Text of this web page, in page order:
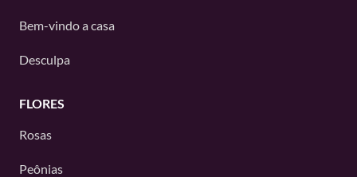
Bem-vindo a casa
Desculpa
FLORES
Rosas
Peônias